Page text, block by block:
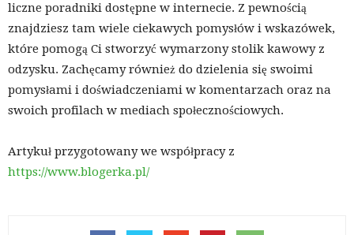
liczne poradniki dostępne w internecie. Z pewnością
znajdziesz tam wiele ciekawych pomysłów i wskazówek,
które pomogą Ci stworzyć wymarzony stolik kawowy z
odzysku. Zachęcamy również do dzielenia się swoimi
pomysłami i doświadczeniami w komentarzach oraz na
swoich profilach w mediach społecznościowych.
Artykuł przygotowany we współpracy z
https://www.blogerka.pl/